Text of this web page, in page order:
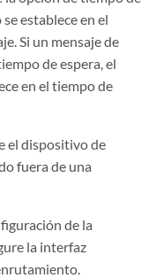
establece en el
Si un mensaje de
de espera, el
en el tiempo de
el dispositivo de
fuera de una
de la
la interfaz